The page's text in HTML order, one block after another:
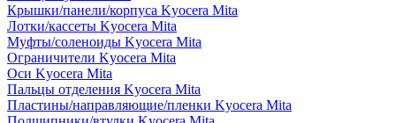
Крышки/панели/корпуса Kyocera Mita
Лотки/кассеты Kyocera Mita
Муфты/соленоиды Kyocera Mita
Ограничители Kyocera Mita
Оси Kyocera Mita
Пальцы отделения Kyocera Mita
Пластины/направляющие/пленки Kyocera Mita